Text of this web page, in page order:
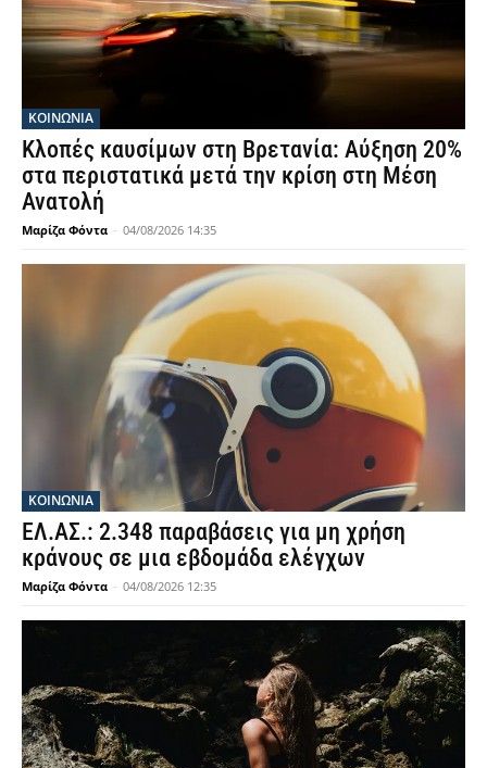
ΚΟΙΝΩΝΙΑ
Κλοπές καυσίμων στη Βρετανία: Αύξηση 20%
στα περιστατικά μετά την κρίση στη Μέση
Ανατολή
Μαρίζα Φόντα - 04/08/2026 14:35
ΚΟΙΝΩΝΙΑ
ΕΛ.ΑΣ.: 2.348 παραβάσεις για μη χρήση
κράνους σε μια εβδομάδα ελέγχων
Μαρίζα Φόντα - 04/08/2026 12:35